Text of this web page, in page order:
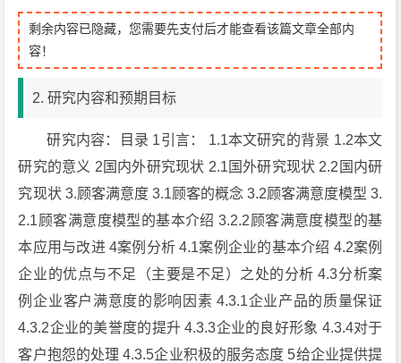
剩余内容已隐藏，您需要先支付后才能查看该篇文章全部内
容！
2. 研究内容和预期目标
研究内容：目录 1引言： 1.1本文研究的背景 1.2本文
研究的意义 2国内外研究现状 2.1国外研究现状 2.2国内研
究现状 3.顾客满意度 3.1顾客的概念 3.2顾客满意度模型 3.
2.1顾客满意度模型的基本介绍 3.2.2顾客满意度模型的基
本应用与改进 4案例分析 4.1案例企业的基本介绍 4.2案例
企业的优点与不足（主要是不足）之处的分析 4.3分析案
例企业客户满意度的影响因素 4.3.1企业产品的质量保证
4.3.2企业的美誉度的提升 4.3.3企业的良好形象 4.3.4对于
客户抱怨的处理 4.3.5企业积极的服务态度 5给企业提供提